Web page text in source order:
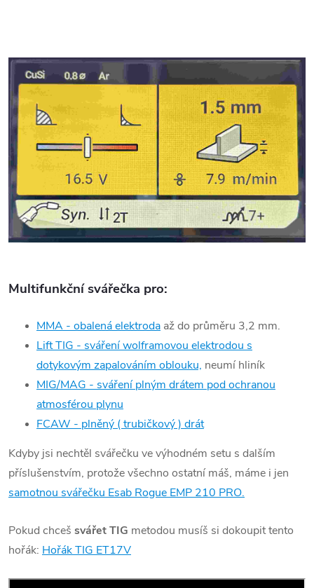
Multifunkční svářečka pro:
MMA - obalená elektroda až do průměru 3,2 mm.
Lift TIG - sváření wolframovou elektrodou s
dotykovým zapalováním oblouku, neumí hliník
MIG/MAG - sváření plným drátem pod ochranou
atmosférou plynu
FCAW - plněný ( trubičkový ) drát
Kdyby jsi nechtěl svářečku ve výhodném setu s dalším
příslušenstvím, protože všechno ostatní máš, máme i jen
samotnou svářečku Esab Rogue EMP 210 PRO.
Pokud chceš svářet TIG metodou musíš si dokoupit tento
hořák: Hořák TIG ET17V